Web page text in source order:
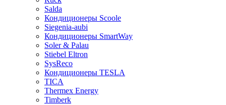
Salda
Кондиционеры Scoole
Siegenia-aubi
Кондиционеры SmartWay
Soler & Palau
Stiebel Eltron
SysReco
Кондиционеры TESLA
TICA
Thermex Energy
Timberk